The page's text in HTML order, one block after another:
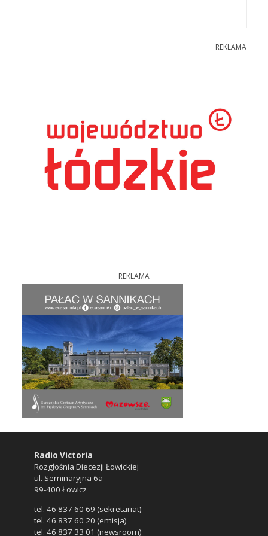
REKLAMA
REKLAMA
Radio Victoria
Rozgłośnia Diecezji Łowickiej
ul. Seminaryjna 6a
99-400 Łowicz
tel. 46 837 60 69 (sekretariat)
tel. 46 837 60 20 (emisja)
tel. 46 837 33 01 (newsroom)